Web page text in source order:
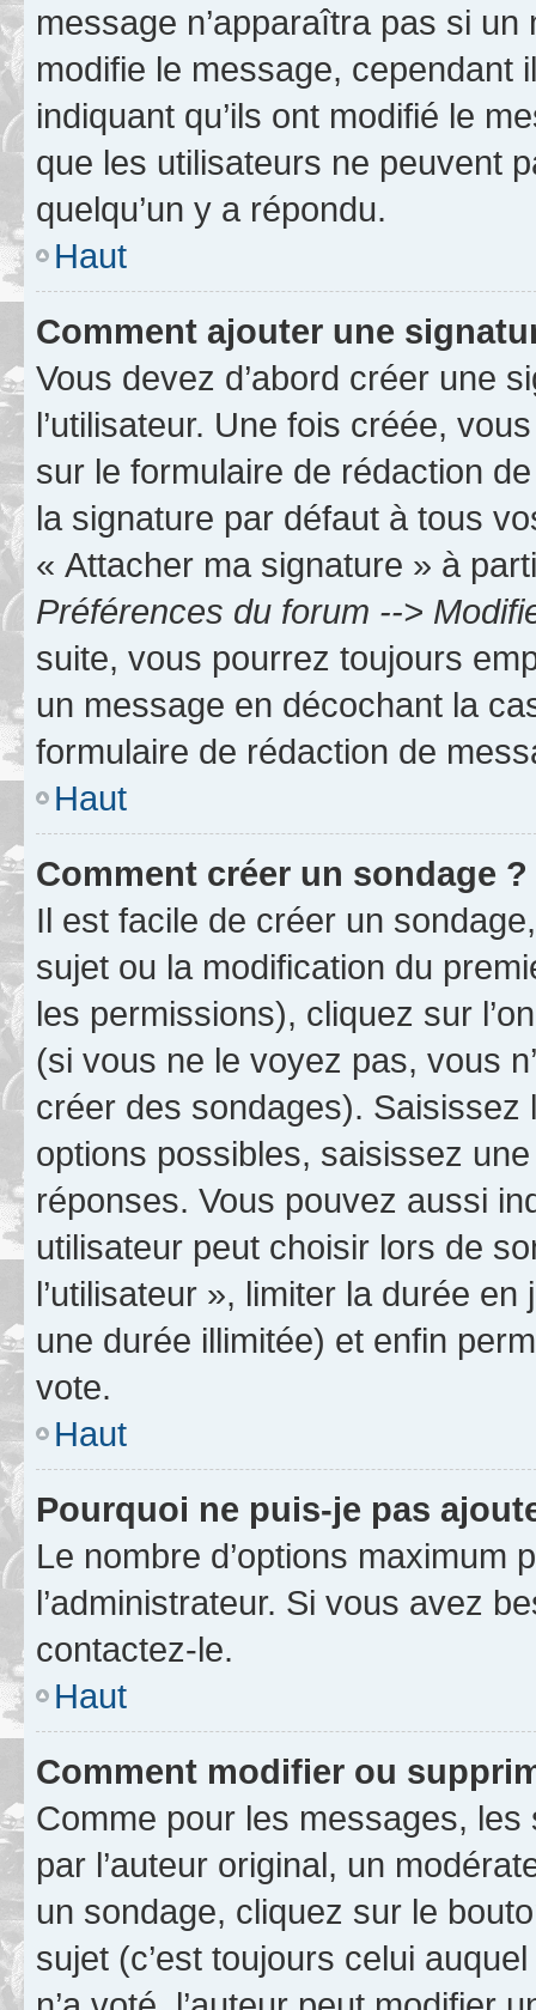
message n’apparaîtra pas si
modifie le message, cependant
indiquant qu’ils ont modifié le
que les utilisateurs ne peuvent
quelqu’un y a répondu.
Haut
Comment ajouter une
Vous devez d’abord créer une
l’utilisateur. Une fois créée,
sur le formulaire de rédaction
la signature par défaut à tous
« Attacher ma signature » à
Préférences du forum -->
suite, vous pourrez toujours
un message en décochant la
formulaire de rédaction de
Haut
Comment créer un sondage ?
Il est facile de créer un
sujet ou la modification du
les permissions), cliquez sur
(si vous ne le voyez pas, vous
créer des sondages).
options possibles, saisissez
réponses. Vous pouvez aussi
utilisateur peut choisir lors de
l’utilisateur », limiter la durée
une durée illimitée) et enfin
vote.
Haut
Pourquoi ne puis-je pas
Le nombre d’options maximum
l’administrateur. Si vous avez
contactez-le.
Haut
Comment modifier ou
Comme pour les messages,
par l’auteur original, un
un sondage, cliquez sur le
sujet (c’est toujours celui